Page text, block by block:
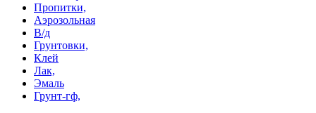
Пропитки,
Аэрозольная
В/д
Грунтовки,
Клей
Лак,
Эмаль
Грунт-гф,